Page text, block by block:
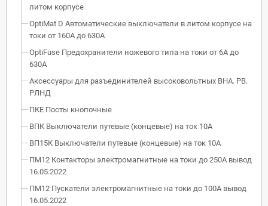
литом корпусе
OptiMat D Автоматические выключатели в литом корпусе на
токи от 160А до 630А
OptiFuse Предохранители ножевого типа на токи от 6А до
630А
Аксессуары для разъединителей высоковольтных ВНА. РВ.
РЛНД
ПКЕ Посты кнопочные
ВПК Выключатели путевые (концевые) на ток 10А
ВП15К Выключатели путевые (концевые) на ток 10А
ПМ12 Контакторы электромагнитные на токи до 250А вывод
16.05.2022
ПМ12 Пускатели электромагнитные на токи до 100А вывод
16.05.2022